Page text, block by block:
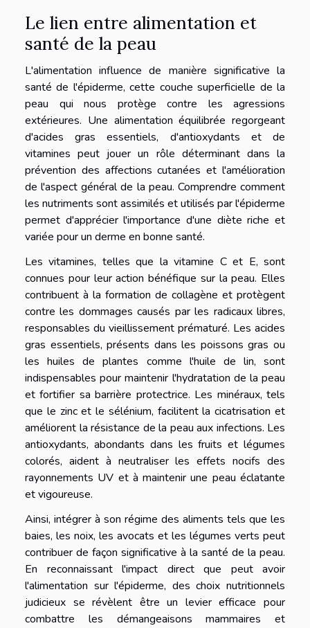
Le lien entre alimentation et
santé de la peau
L'alimentation influence de manière significative la
santé de l'épiderme, cette couche superficielle de la
peau qui nous protège contre les agressions
extérieures. Une alimentation équilibrée regorgeant
d'acides gras essentiels, d'antioxydants et de
vitamines peut jouer un rôle déterminant dans la
prévention des affections cutanées et l'amélioration
de l'aspect général de la peau. Comprendre comment
les nutriments sont assimilés et utilisés par l'épiderme
permet d'apprécier l'importance d'une diète riche et
variée pour un derme en bonne santé.
Les vitamines, telles que la vitamine C et E, sont
connues pour leur action bénéfique sur la peau. Elles
contribuent à la formation de collagène et protègent
contre les dommages causés par les radicaux libres,
responsables du vieillissement prématuré. Les acides
gras essentiels, présents dans les poissons gras ou
les huiles de plantes comme l'huile de lin, sont
indispensables pour maintenir l'hydratation de la peau
et fortifier sa barrière protectrice. Les minéraux, tels
que le zinc et le sélénium, facilitent la cicatrisation et
améliorent la résistance de la peau aux infections. Les
antioxydants, abondants dans les fruits et légumes
colorés, aident à neutraliser les effets nocifs des
rayonnements UV et à maintenir une peau éclatante
et vigoureuse.
Ainsi, intégrer à son régime des aliments tels que les
baies, les noix, les avocats et les légumes verts peut
contribuer de façon significative à la santé de la peau.
En reconnaissant l'impact direct que peut avoir
l'alimentation sur l'épiderme, des choix nutritionnels
judicieux se révèlent être un levier efficace pour
combattre les démangeaisons mammaires et